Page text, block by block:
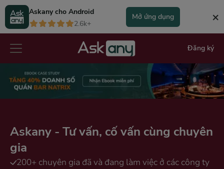
Askany cho Android
2.6k+
Mở ứng dụng ×
Đăng ký
Askany - Tư vấn, cố vấn cùng chuyên
gia
200+ chuyên gia đã và đang làm việc ở các công ty